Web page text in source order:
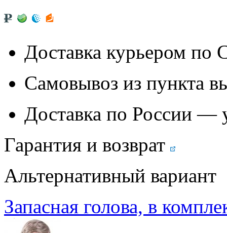
Доставка курьером
Самовывоз из пункта
Доставка по России —
Гарантия и возврат
Альтернативный вариант
Запасная голова, в